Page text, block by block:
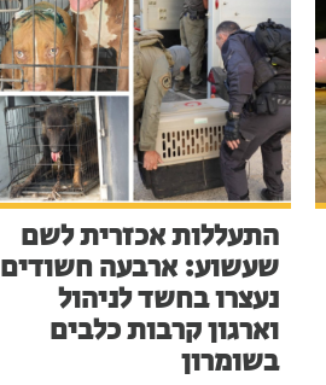
התעללות אכזרית לשם
שעשוע: ארבעה חשודים
נעצרו בחשד לניהול
וארגון קרבות כלבים
בשומרון